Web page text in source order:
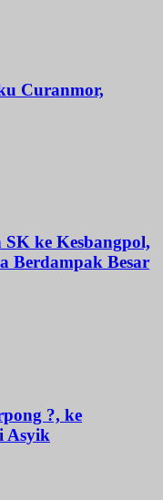
Curanmor,
ke Kesbangpol,
Berdampak Besar
?, ke
Asyik